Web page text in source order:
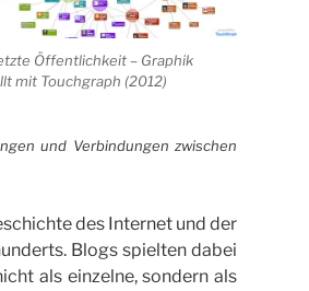
Öffentlichkeit – Graphik
mit Touchgraph (2012)
und Verbindungen zwischen
des Internet und der
Blogs spielten dabei
als einzelne, sondern als